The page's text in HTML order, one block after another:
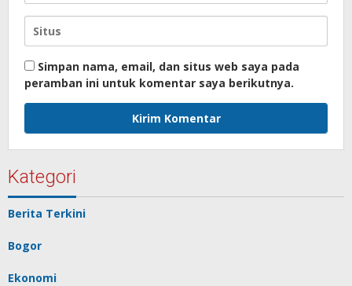
Simpan nama, email, dan situs web saya pada
peramban ini untuk komentar saya berikutnya.
Kategori
Berita Terkini
Bogor
Ekonomi